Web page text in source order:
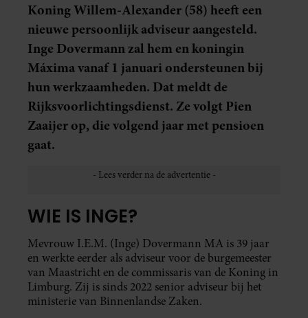
Koning Willem-Alexander (58) heeft een
nieuwe persoonlijk adviseur aangesteld.
Inge Dovermann zal hem en koningin
Máxima vanaf 1 januari ondersteunen bij
hun werkzaamheden. Dat meldt de
Rijksvoorlichtingsdienst. Ze volgt Pien
Zaaijer op, die volgend jaar met pensioen
gaat.
WIE IS INGE?
Mevrouw I.E.M. (Inge) Dovermann MA is 39 jaar
en werkte eerder als adviseur voor de burgemeester
van Maastricht en de commissaris van de Koning in
Limburg. Zij is sinds 2022 senior adviseur bij het
ministerie van Binnenlandse Zaken.